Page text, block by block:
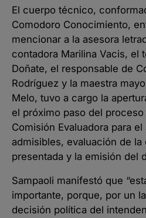
El cuerpo técnico,
Comodoro Conocimiento,
mencionar a la asesora
contadora Marilina Vacis, el
Doñate, el responsable de
Rodríguez y la maestra
Melo, tuvo a cargo la
el próximo paso del
Comisión Evaluadora para
admisibles, evaluación de
presentada y la emisión del
Sampaoli manifestó que
importante, porque, por un
decisión política del